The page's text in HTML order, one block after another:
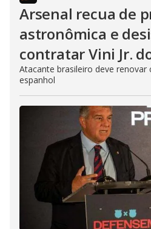
Arsenal recua de
astronômica e
contratar Vini Jr.
Atacante brasileiro deve
espanhol